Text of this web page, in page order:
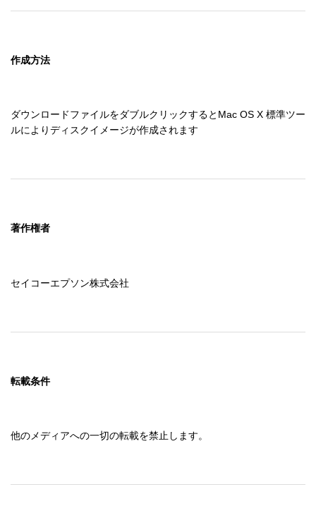
作成方法
ダウンロードファイルをダブルクリックするとMac OS X 標準ツー
ルによりディスクイメージが作成されます
著作権者
セイコーエプソン株式会社
転載条件
他のメディアへの一切の転載を禁止します。